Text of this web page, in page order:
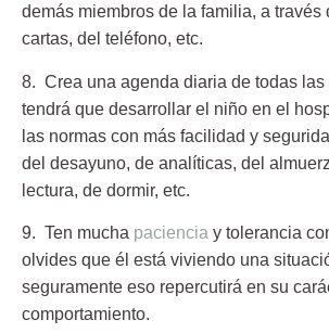
demás miembros de la familia, a través
cartas, del teléfono, etc.
8. Crea una agenda diaria de todas
tendrá que desarrollar el niño en el
las normas con más facilidad y
del desayuno, de analíticas, del
lectura, de dormir, etc.
9. Ten mucha paciencia y tolerancia
olvides que él está viviendo una
seguramente eso repercutirá en su
comportamiento.